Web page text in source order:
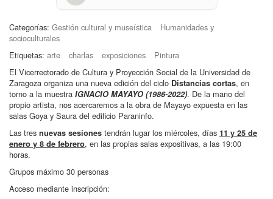
Categorías: Gestión cultural y museística
Humanidades y
socioculturales
Etiquetas: arte charlas exposiciones
Pintura
El Vicerrectorado de Cultura y Proyección Social de la Universidad de
Zaragoza organiza una nueva edición del ciclo Distancias cortas, en
torno a la muestra IGNACIO MAYAYO (1986-2022). De la mano del
propio artista, nos acercaremos a la obra de Mayayo expuesta en las
salas Goya y Saura del edificio Paraninfo.
Las tres nuevas sesiones tendrán lugar los miércoles, días 11 y 25 de
enero y 8 de febrero, en las propias salas expositivas, a las 19:00
horas.
Grupos máximo 30 personas
Acceso mediante inscripción: